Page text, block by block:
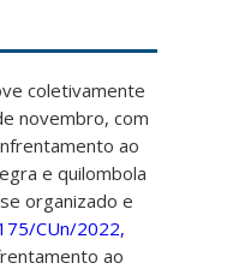
coletivamente
novembro, com
ao
e quilombola
organizado e
CUn/2022,
ao